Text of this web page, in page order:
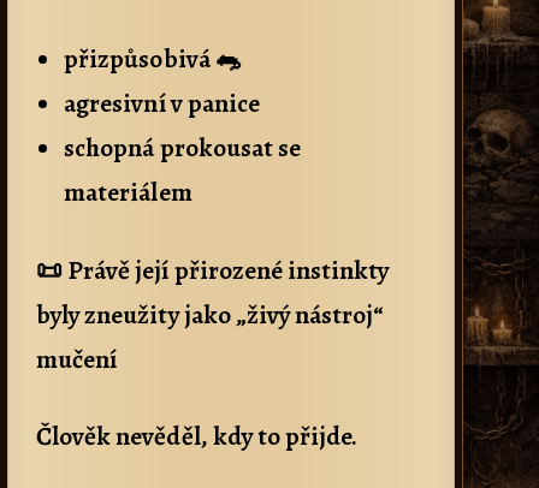
přizpůsobivá 🐀
agresivní v panice
schopná prokousat se
materiálem
📜 Právě její přirozené instinkty
byly zneužity jako „živý nástroj“
mučení
Člověk nevěděl, kdy to přijde.